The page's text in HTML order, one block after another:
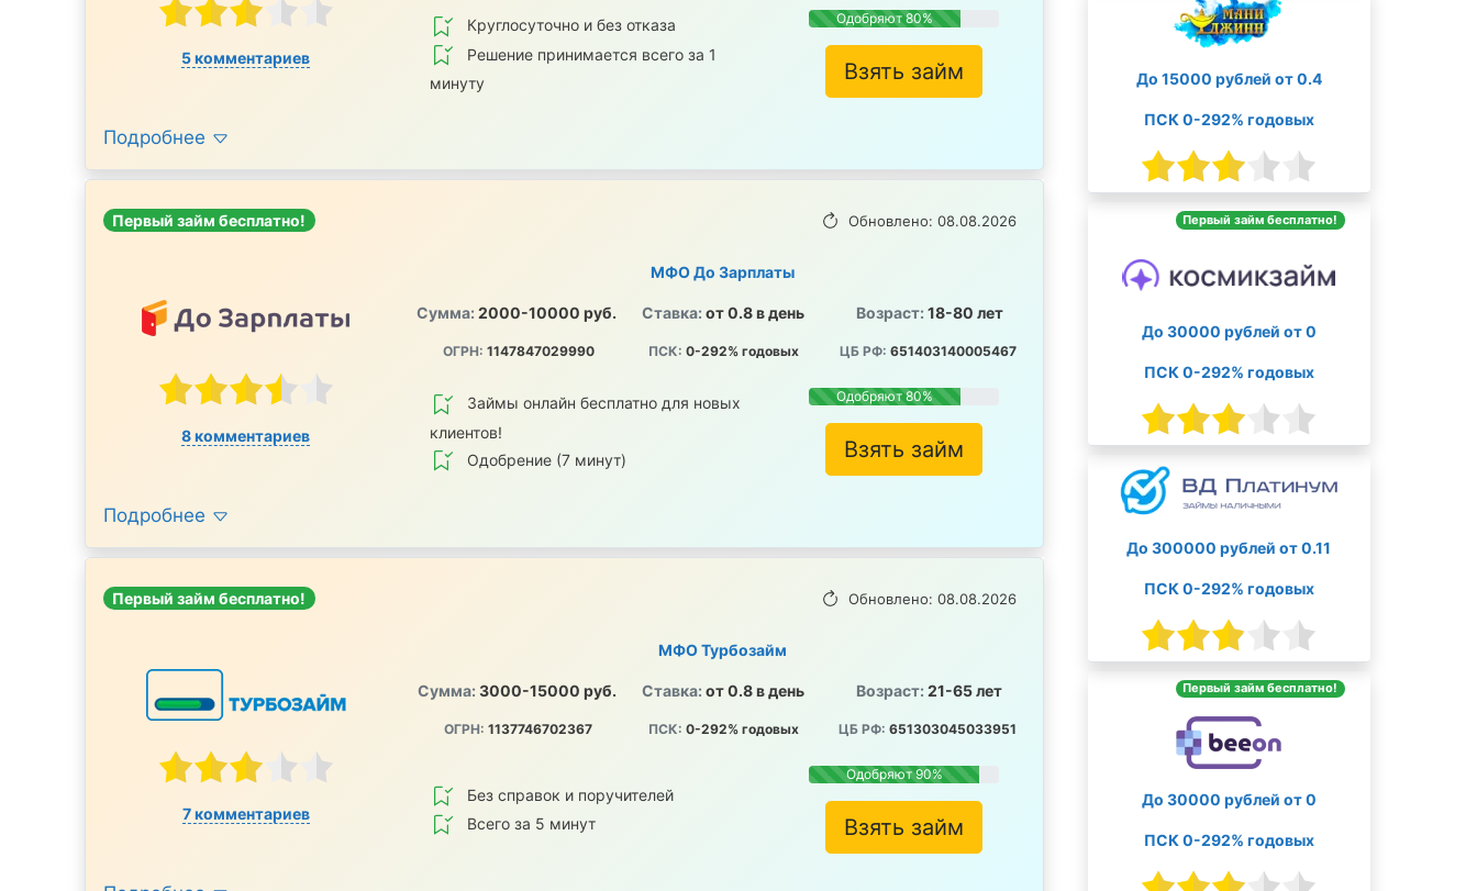
5 комментариев
Круглосуточно и без отказа
Решение принимается всего за 1
минуту
Одобряют 80%
Взять займ
Подробнее
Первый займ бесплатно! Обновлено: 08.08.2026
8 комментариев
МФО До Зарплаты
Сумма: 2000-10000 руб. Ставка: от 0.8 в день Возраст: 18-80 лет
ОГРН: 1147847029990 ПСК: 0-292% годовых ЦБ РФ: 651403140005467
Займы онлайн бесплатно для новых
клиентов!
Одобрение (7 минут)
Одобряют 80%
Взять займ
Подробнее
Первый займ бесплатно! Обновлено: 08.08.2026
7 комментариев
МФО Турбозайм
Сумма: 3000-15000 руб. Ставка: от 0.8 в день Возраст: 21-65 лет
ОГРН: 1137746702367 ПСК: 0-292% годовых ЦБ РФ: 651303045033951
Без справок и поручителей
Всего за 5 минут
Одобряют 90%
Взять займ
До 15000 рублей от 0.4
ПСК 0-292% годовых
Первый займ бесплатно!
До 30000 рублей от 0
ПСК 0-292% годовых
До 300000 рублей от 0.11
ПСК 0-292% годовых
Первый займ бесплатно!
До 30000 рублей от 0
ПСК 0-292% годовых